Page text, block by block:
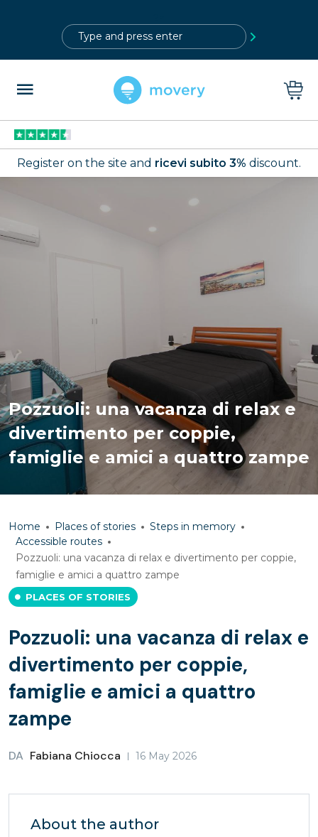
Register on the site and ricevi subito 3% discount.
Pozzuoli: una vacanza di relax e
divertimento per coppie,
famiglie e amici a quattro zampe
Home Places of stories
Steps in memory
Accessible routes
Pozzuoli: una vacanza di relax e divertimento per coppie,
famiglie e amici a quattro zampe
PLACES OF STORIES
Pozzuoli: una vacanza di relax e
divertimento per coppie,
famiglie e amici a quattro
zampe
DA Fabiana Chiocca 16 May 2026
About the author